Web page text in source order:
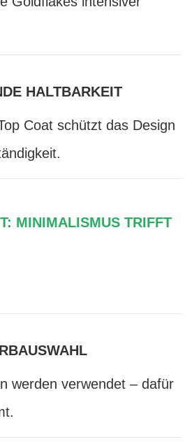
HALTBARKEIT
Coat schützt das Design
MINIMALISMUS TRIFFT
werden verwendet – dafür